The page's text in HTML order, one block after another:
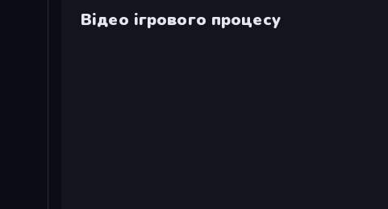
Відео ігрового процесу